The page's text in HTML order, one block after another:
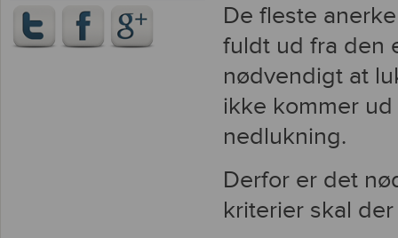
De fleste
fuldt ud fra den
nødvendigt at
ikke kommer
nedlukning.
Derfor er det
kriterier skal